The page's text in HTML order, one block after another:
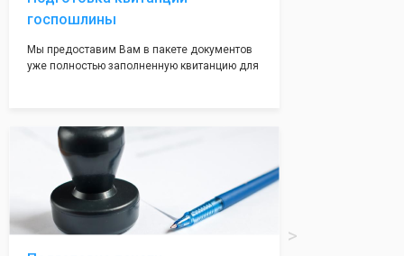
госпошлины
Мы предоставим Вам в пакете документов
уже полностью заполненную квитанцию для
посредственно в налоговой инспекции при
подаче документов на регистрацию.